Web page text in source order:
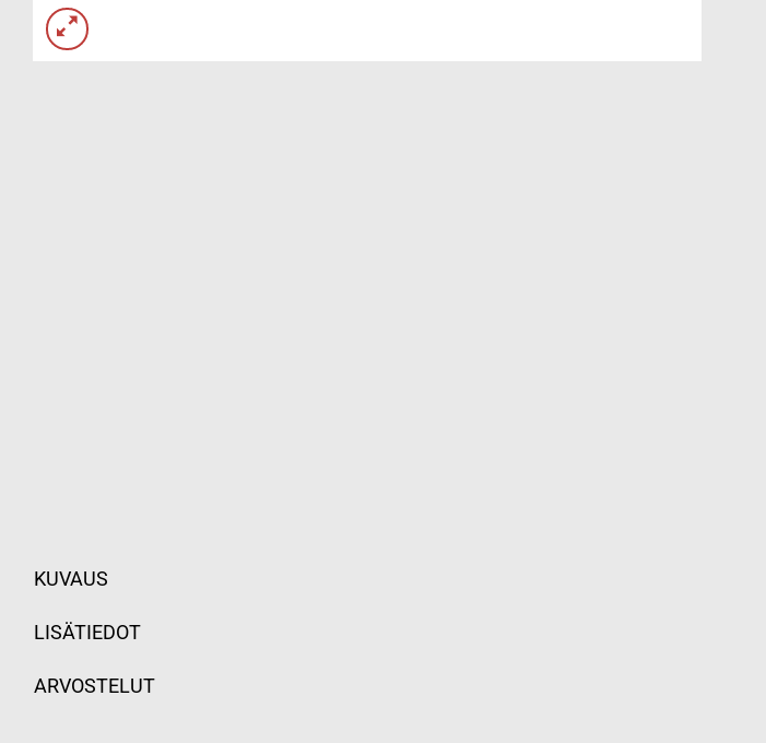
KUVAUS
LISÄTIEDOT
ARVOSTELUT